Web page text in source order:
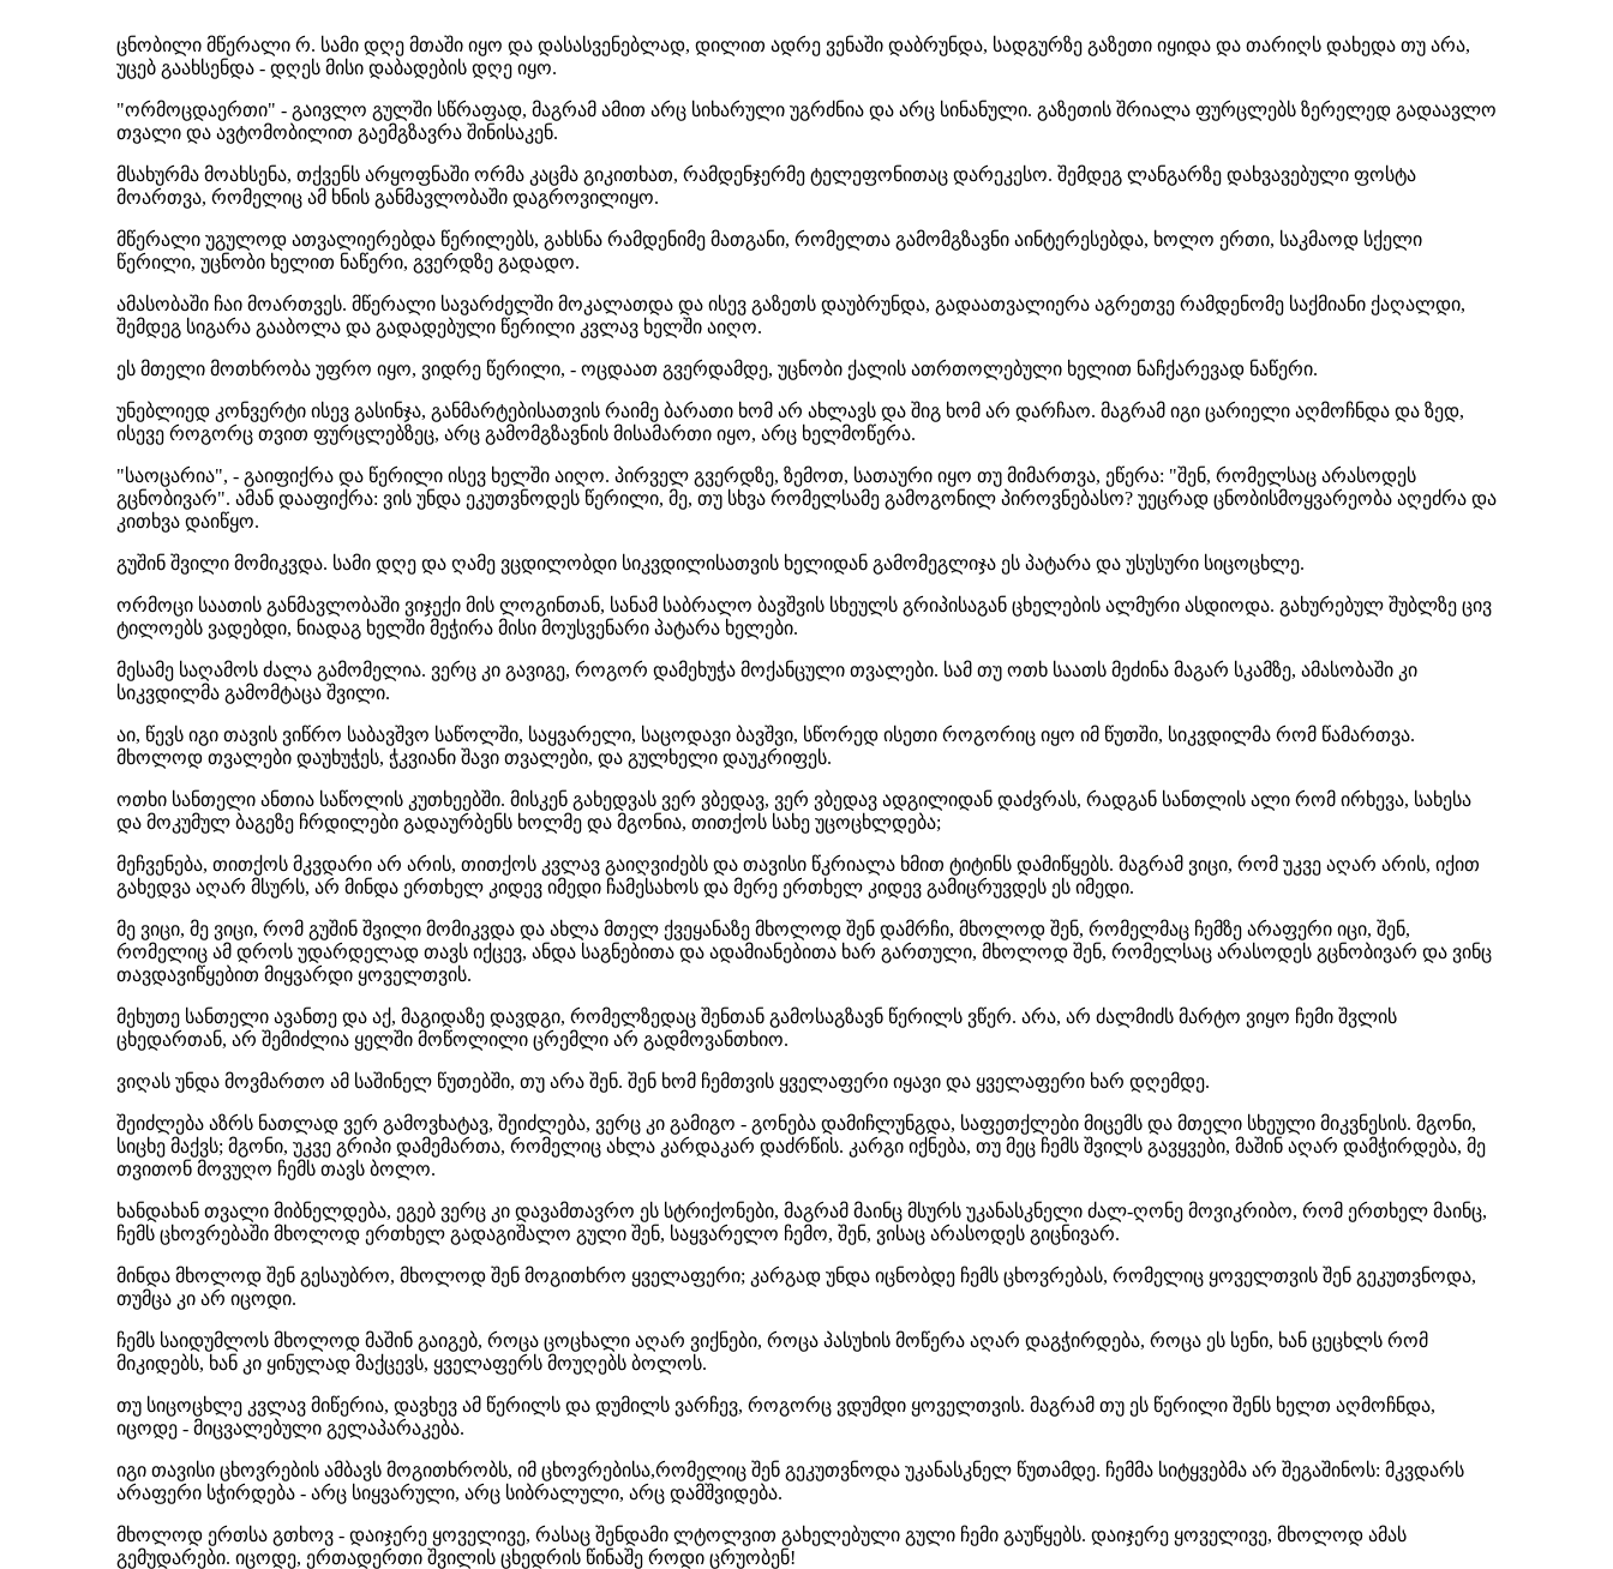
ცნობილი მწერალი რ. სამი დღე მთაში იყო და დასასვენებლად, დილით ადრე ვენაში დაბრუნდა, სადგურზე გაზეთი იყიდა და თარიღს დახედა თუ არა,
უცებ გაახსენდა - დღეს მისი დაბადების დღე იყო.
"ორმოცდაერთი" - გაივლო გულში სწრაფად, მაგრამ ამით არც სიხარული უგრძნია და არც სინანული. გაზეთის შრიალა ფურცლებს ზერელედ გადაავლო
თვალი და ავტომობილით გაემგზავრა შინისაკენ.
მსახურმა მოახსენა, თქვენს არყოფნაში ორმა კაცმა გიკითხათ, რამდენჯერმე ტელეფონითაც დარეკესო. შემდეგ ლანგარზე დახვავებული ფოსტა
მოართვა, რომელიც ამ ხნის განმავლობაში დაგროვილიყო.
მწერალი უგულოდ ათვალიერებდა წერილებს, გახსნა რამდენიმე მათგანი, რომელთა გამომგზავნი აინტერესებდა, ხოლო ერთი, საკმაოდ სქელი
წერილი, უცნობი ხელით ნაწერი, გვერდზე გადადო.
ამასობაში ჩაი მოართვეს. მწერალი სავარძელში მოკალათდა და ისევ გაზეთს დაუბრუნდა, გადაათვალიერა აგრეთვე რამდენომე საქმიანი ქაღალდი,
შემდეგ სიგარა გააბოლა და გადადებული წერილი კვლავ ხელში აიღო.
ეს მთელი მოთხრობა უფრო იყო, ვიდრე წერილი, - ოცდაათ გვერდამდე, უცნობი ქალის ათრთოლებული ხელით ნაჩქარევად ნაწერი.
უნებლიედ კონვერტი ისევ გასინჯა, განმარტებისათვის რაიმე ბარათი ხომ არ ახლავს და შიგ ხომ არ დარჩაო. მაგრამ იგი ცარიელი აღმოჩნდა და ზედ,
ისევე როგორც თვით ფურცლებზეც, არც გამომგზავნის მისამართი იყო, არც ხელმოწერა.
"საოცარია", - გაიფიქრა და წერილი ისევ ხელში აიღო. პირველ გვერდზე, ზემოთ, სათაური იყო თუ მიმართვა, ეწერა: "შენ, რომელსაც არასოდეს
გცნობივარ". ამან დააფიქრა: ვის უნდა ეკუთვნოდეს წერილი, მე, თუ სხვა რომელსამე გამოგონილ პიროვნებასო? უეცრად ცნობისმოყვარეობა აღეძრა და
კითხვა დაიწყო.
გუშინ შვილი მომიკვდა. სამი დღე და ღამე ვცდილობდი სიკვდილისათვის ხელიდან გამომეგლიჯა ეს პატარა და უსუსური სიცოცხლე.
ორმოცი საათის განმავლობაში ვიჯექი მის ლოგინთან, სანამ საბრალო ბავშვის სხეულს გრიპისაგან ცხელების ალმური ასდიოდა. გახურებულ შუბლზე ცივ
ტილოებს ვადებდი, ნიადაგ ხელში მეჭირა მისი მოუსვენარი პატარა ხელები.
მესამე საღამოს ძალა გამომელია. ვერც კი გავიგე, როგორ დამეხუჭა მოქანცული თვალები. სამ თუ ოთხ საათს მეძინა მაგარ სკამზე, ამასობაში კი
სიკვდილმა გამომტაცა შვილი.
აი, წევს იგი თავის ვიწრო საბავშვო საწოლში, საყვარელი, საცოდავი ბავშვი, სწორედ ისეთი როგორიც იყო იმ წუთში, სიკვდილმა რომ წამართვა.
მხოლოდ თვალები დაუხუჭეს, ჭკვიანი შავი თვალები, და გულხელი დაუკრიფეს.
ოთხი სანთელი ანთია საწოლის კუთხეებში. მისკენ გახედვას ვერ ვბედავ, ვერ ვბედავ ადგილიდან დაძვრას, რადგან სანთლის ალი რომ ირხევა, სახესა
და მოკუმულ ბაგეზე ჩრდილები გადაურბენს ხოლმე და მგონია, თითქოს სახე უცოცხლდება;
მეჩვენება, თითქოს მკვდარი არ არის, თითქოს კვლავ გაიღვიძებს და თავისი წკრიალა ხმით ტიტინს დამიწყებს. მაგრამ ვიცი, რომ უკვე აღარ არის, იქით
გახედვა აღარ მსურს, არ მინდა ერთხელ კიდევ იმედი ჩამესახოს და მერე ერთხელ კიდევ გამიცრუვდეს ეს იმედი.
მე ვიცი, მე ვიცი, რომ გუშინ შვილი მომიკვდა და ახლა მთელ ქვეყანაზე მხოლოდ შენ დამრჩი, მხოლოდ შენ, რომელმაც ჩემზე არაფერი იცი, შენ,
რომელიც ამ დროს უდარდელად თავს იქცევ, ანდა საგნებითა და ადამიანებითა ხარ გართული, მხოლოდ შენ, რომელსაც არასოდეს გცნობივარ და ვინც
თავდავიწყებით მიყვარდი ყოველთვის.
მეხუთე სანთელი ავანთე და აქ, მაგიდაზე დავდგი, რომელზედაც შენთან გამოსაგზავნ წერილს ვწერ. არა, არ ძალმიძს მარტო ვიყო ჩემი შვლის
ცხედართან, არ შემიძლია ყელში მოწოლილი ცრემლი არ გადმოვანთხიო.
ვიღას უნდა მოვმართო ამ საშინელ წუთებში, თუ არა შენ. შენ ხომ ჩემთვის ყველაფერი იყავი და ყველაფერი ხარ დღემდე.
შეიძლება აზრს ნათლად ვერ გამოვხატავ, შეიძლება, ვერც კი გამიგო - გონება დამიჩლუნგდა, საფეთქლები მიცემს და მთელი სხეული მიკვნესის. მგონი,
სიცხე მაქვს; მგონი, უკვე გრიპი დამემართა, რომელიც ახლა კარდაკარ დაძრწის. კარგი იქნება, თუ მეც ჩემს შვილს გავყვები, მაშინ აღარ დამჭირდება, მე
თვითონ მოვუღო ჩემს თავს ბოლო.
ხანდახან თვალი მიბნელდება, ეგებ ვერც კი დავამთავრო ეს სტრიქონები, მაგრამ მაინც მსურს უკანასკნელი ძალ-ღონე მოვიკრიბო, რომ ერთხელ მაინც,
ჩემს ცხოვრებაში მხოლოდ ერთხელ გადაგიშალო გული შენ, საყვარელო ჩემო, შენ, ვისაც არასოდეს გიცნივარ.
მინდა მხოლოდ შენ გესაუბრო, მხოლოდ შენ მოგითხრო ყველაფერი; კარგად უნდა იცნობდე ჩემს ცხოვრებას, რომელიც ყოველთვის შენ გეკუთვნოდა,
თუმცა კი არ იცოდი.
ჩემს საიდუმლოს მხოლოდ მაშინ გაიგებ, როცა ცოცხალი აღარ ვიქნები, როცა პასუხის მოწერა აღარ დაგჭირდება, როცა ეს სენი, ხან ცეცხლს რომ
მიკიდებს, ხან კი ყინულად მაქცევს, ყველაფერს მოუღებს ბოლოს.
თუ სიცოცხლე კვლავ მიწერია, დავხევ ამ წერილს და დუმილს ვარჩევ, როგორც ვდუმდი ყოველთვის. მაგრამ თუ ეს წერილი შენს ხელთ აღმოჩნდა,
იცოდე - მიცვალებული გელაპარაკება.
იგი თავისი ცხოვრების ამბავს მოგითხრობს, იმ ცხოვრებისა,რომელიც შენ გეკუთვნოდა უკანასკნელ წუთამდე. ჩემმა სიტყვებმა არ შეგაშინოს: მკვდარს
არაფერი სჭირდება - არც სიყვარული, არც სიბრალული, არც დამშვიდება.
მხოლოდ ერთსა გთხოვ - დაიჯერე ყოველივე, რასაც შენდამი ლტოლვით გახელებული გული ჩემი გაუწყებს. დაიჯერე ყოველივე, მხოლოდ ამას
გემუდარები. იცოდე, ერთადერთი შვილის ცხედრის წინაშე როდი ცრუობენ!